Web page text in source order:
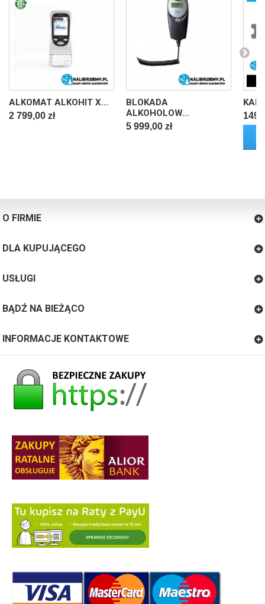
ALKOMAT ALKOHIT X...
2 799,00 zł
BLOKADA
ALKOHOLOW...
5 999,00 zł
O FIRMIE
DLA KUPUJĄCEGO
USŁUGI
BĄDŹ NA BIEŻĄCO
INFORMACJE KONTAKTOWE